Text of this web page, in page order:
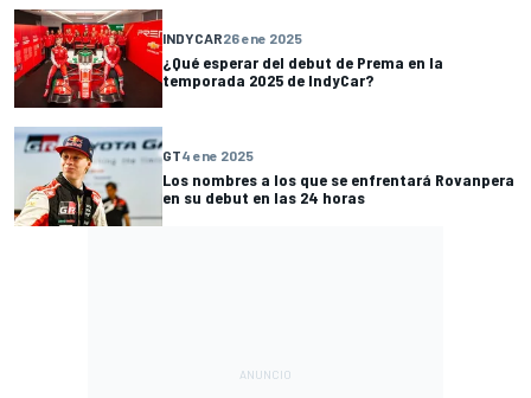
INDYCAR26 ene 2025
¿Qué esperar del debut de Prema en la
temporada 2025 de IndyCar?
GT4 ene 2025
Los nombres a los que se enfrentará Rovanpera
en su debut en las 24 horas